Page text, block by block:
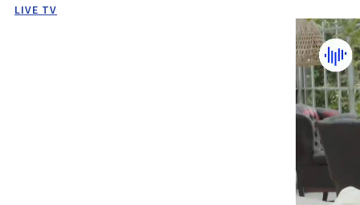
LIVE TV